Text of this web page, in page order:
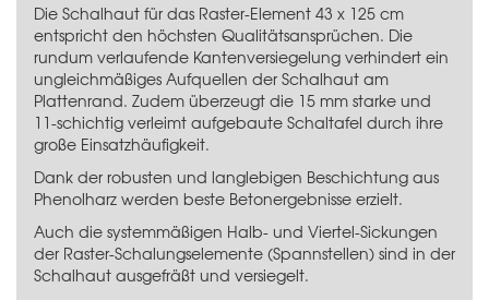
Die Schalhaut für das Raster-Element 43 x 125 cm
entspricht den höchsten Qualitätsansprüchen. Die
rundum verlaufende Kantenversiegelung verhindert ein
ungleichmäßiges Aufquellen der Schalhaut am
Plattenrand. Zudem überzeugt die 15 mm starke und
11-schichtig verleimt aufgebaute Schaltafel durch ihre
große Einsatzhäufigkeit.
Dank der robusten und langlebigen Beschichtung aus
Phenolharz werden beste Betonergebnisse erzielt.
Auch die systemmäßigen Halb- und Viertel-Sickungen
der Raster-Schalungselemente (Spannstellen) sind in der
Schalhaut ausgefräßt und versiegelt.